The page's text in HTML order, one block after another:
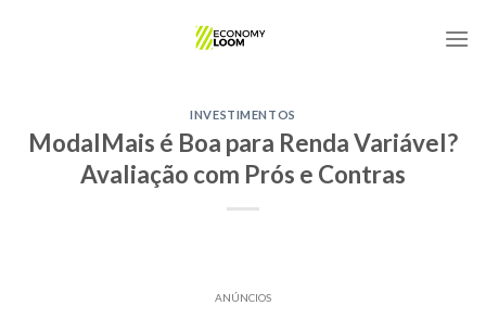
INVESTIMENTOS
ModalMais é Boa para Renda Variável?
Avaliação com Prós e Contras
ANÚNCIOS